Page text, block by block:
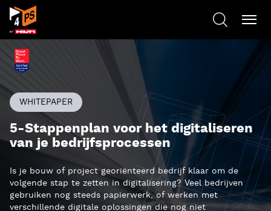
WHITEPAPER
5-Stappenplan voor het digitaliseren
van je bedrijfsprocessen
Is je bouw of project georiënteerd bedrijf klaar om de
volgende stap te zetten in digitalisering? Veel bedrijven
gebruiken nog steeds papierwerk, of werken met
verschillende digitale oplossingen die nog niet